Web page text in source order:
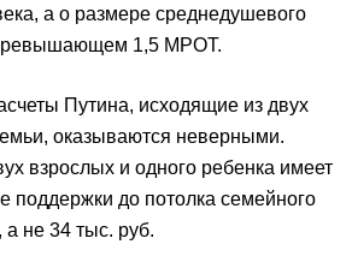
а о размере среднедушевого
1,5 МРОТ.
Путина, исходящие из двух
оказываются неверными.
взрослых и одного ребенка имеет
поддержки до потолка семейного
а не 34 тыс. руб.